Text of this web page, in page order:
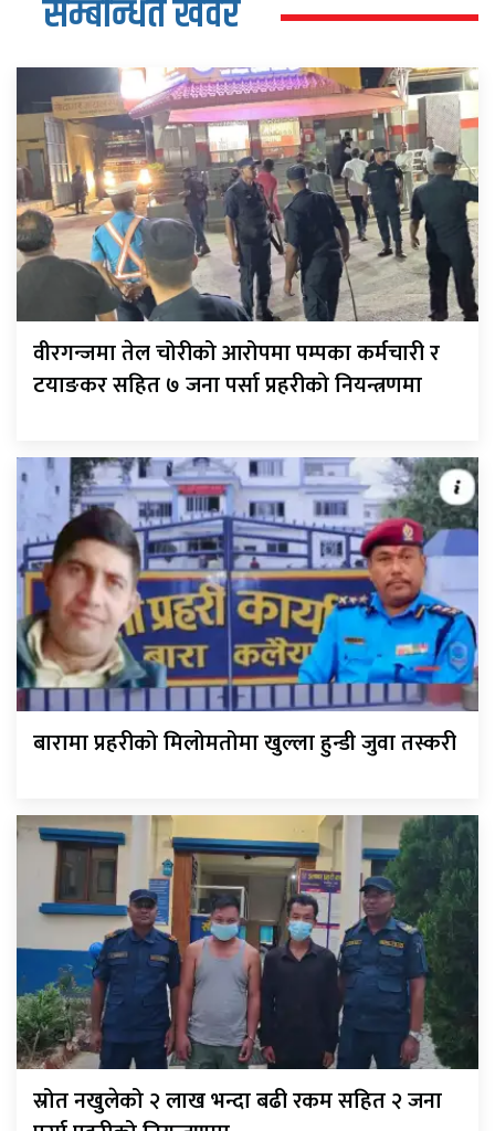
सम्बन्धित खवर
वीरगन्जमा तेल चोरीको आरोपमा पम्पका कर्मचारी र
टयाङकर सहित ७ जना पर्सा प्रहरीको नियन्त्रणमा
बारामा प्रहरीको मिलोमतोमा खुल्ला हुन्डी जुवा तस्करी
स्रोत नखुलेको २ लाख भन्दा बढी रकम सहित २ जना